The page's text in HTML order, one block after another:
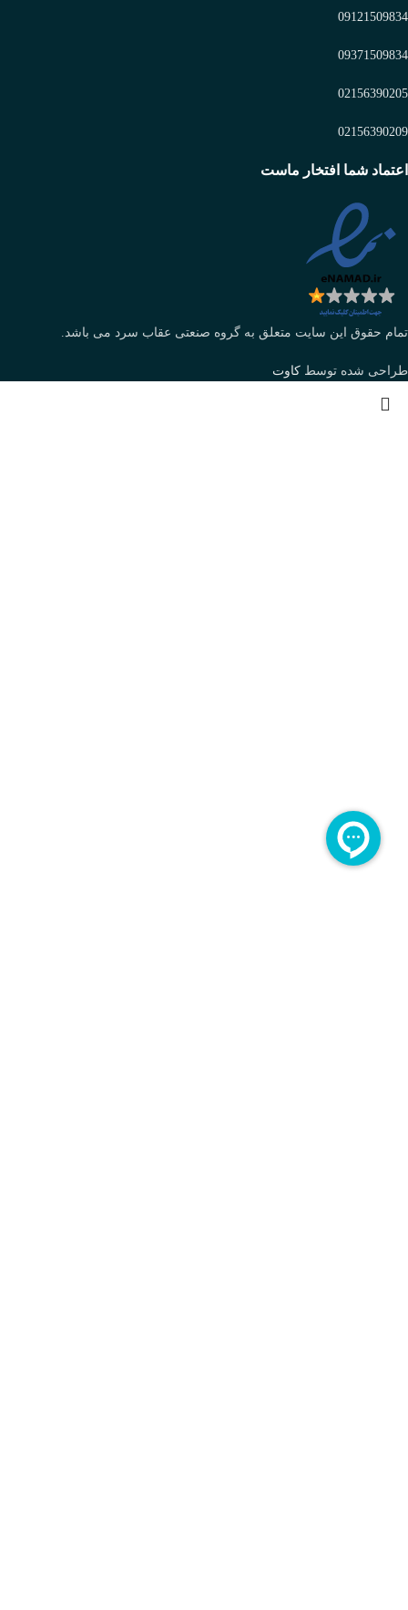
09121509834
09371509834
02156390205
02156390209
اعتماد شما افتخار ماست
تمام حقوق این سایت متعلق به گروه صنعتی عقاب سرد می باشد.
طراحی شده توسط کاوت